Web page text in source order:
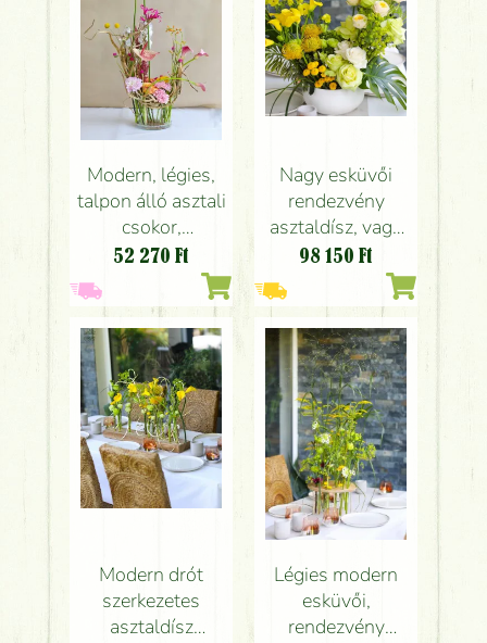
Modern, légies,
talpon álló asztali
csokor,
üvegtálban,
rendezvény
asztaldísz
(rózsaszín, sárga,
anthurium, rózsa,
dália, nerine, kála)
52 270 Ft
Nagy esküvői
rendezvény
asztaldísz, vagy
térdísz, félhold
alakú (sárga, kála,
rózsa,
leucospermum,
liziantusz, angol
rózsa)
98 150 Ft
Modern drót
szerkezetes
asztaldísz
Légies modern
esküvői,
rendezvény